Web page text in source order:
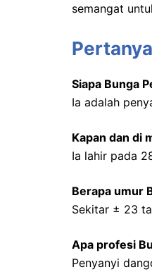
semangat
Siapa Bunga
Ia adalah
Kapan dan di
Ia lahir pada
Berapa umur
Sekitar ± 23
Apa profesi
Penyanyi